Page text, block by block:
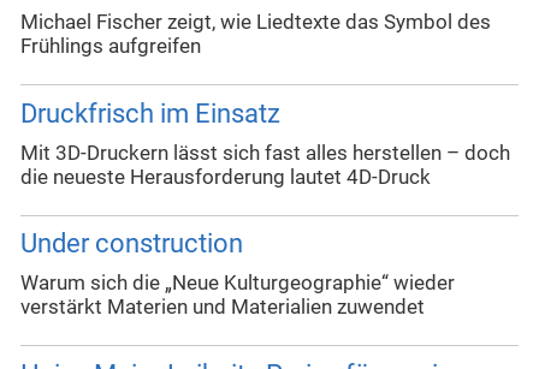
Michael Fischer zeigt, wie Liedtexte das Symbol des
Frühlings aufgreifen
Druckfrisch im Einsatz
Mit 3D-Druckern lässt sich fast alles herstellen – doch
die neueste Herausforderung lautet 4D-Druck
Under construction
Warum sich die „Neue Kulturgeographie“ wieder
verstärkt Materien und Materialien zuwendet